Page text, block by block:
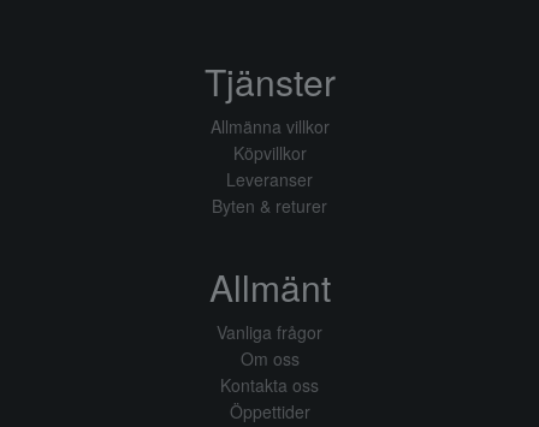
Tjänster
Allmänna villkor
Köpvillkor
Leveranser
Byten & returer
Allmänt
Vanliga frågor
Om oss
Kontakta oss
Öppettider